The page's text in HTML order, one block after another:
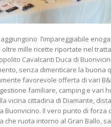
l’impareggiabile
mille ricette riportate nel
Cavalcanti Duca di
senza dimenticare la buona
favorevole offerta di vari
familiare, camping e vari
vicina cittadina di Diamante,
Buonvicino. Il vero punto di forza
che ruota intorno al Gran Ballo,